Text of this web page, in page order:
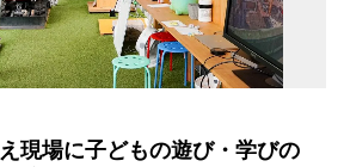
現場に子どもの遊び・学びの